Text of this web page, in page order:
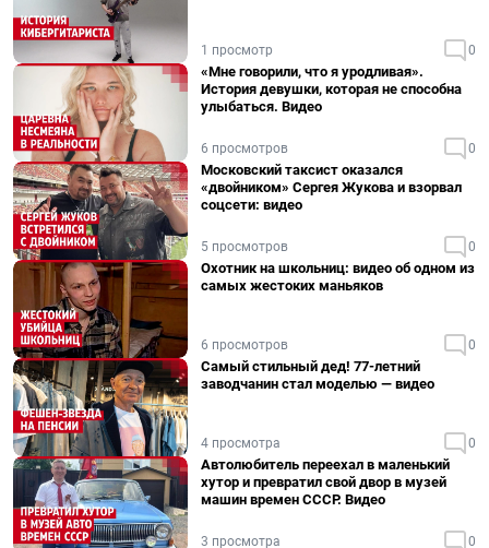
1 просмотр 0
«Мне говорили, что я уродливая».
История девушки, которая не способна
улыбаться. Видео
6 просмотров 0
Московский таксист оказался
«двойником» Сергея Жукова и взорвал
соцсети: видео
5 просмотров 0
Охотник на школьниц: видео об одном из
самых жестоких маньяков
6 просмотров 0
Самый стильный дед! 77-летний
заводчанин стал моделью — видео
4 просмотра 0
Автолюбитель переехал в маленький
хутор и превратил свой двор в музей
машин времен СССР. Видео
3 просмотра 0